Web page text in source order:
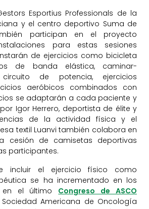
Esportius Professionals de la
y el centro deportivo Suma de
participan en el proyecto
para estas sesiones
de ejercicios como bicicleta
de banda elástica, caminar-
circuito de potencia, ejercicios
aeróbicos combinados con
se adaptarán a cada paciente y
Igor Herrero, deportista de élite y
de la actividad física y el
textil Luanvi también colabora en
cesión de camisetas deportivas
participantes.
incluir el ejercicio físico como
se ha incrementado en los
el último Congreso de ASCO
Americana de Oncología